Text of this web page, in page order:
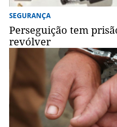
SEGURANÇA
Perseguição tem
revólver